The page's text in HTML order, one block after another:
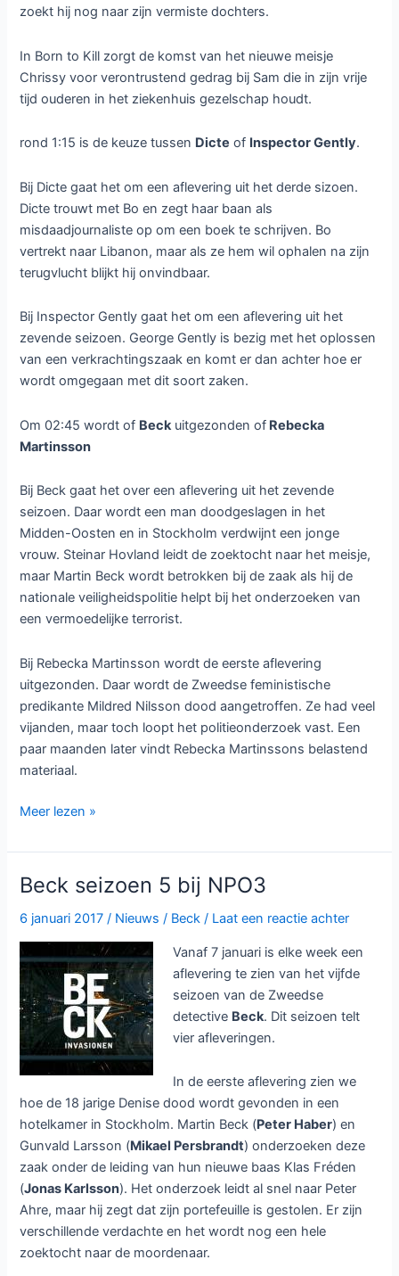
zoekt hij nog naar zijn vermiste dochters.
In Born to Kill zorgt de komst van het nieuwe meisje
Chrissy voor verontrustend gedrag bij Sam die in zijn vrije
tijd ouderen in het ziekenhuis gezelschap houdt.
rond 1:15 is de keuze tussen Dicte of Inspector Gently.
Bij Dicte gaat het om een aflevering uit het derde sizoen.
Dicte trouwt met Bo en zegt haar baan als
misdaadjournaliste op om een boek te schrijven. Bo
vertrekt naar Libanon, maar als ze hem wil ophalen na zijn
terugvlucht blijkt hij onvindbaar.
Bij Inspector Gently gaat het om een aflevering uit het
zevende seizoen. George Gently is bezig met het oplossen
van een verkrachtingszaak en komt er dan achter hoe er
wordt omgegaan met dit soort zaken.
Om 02:45 wordt of Beckuitgezonden of Rebecka
Martinsson
Bij Beck gaat het over een aflevering uit het zevende
seizoen. Daar wordt een man doodgeslagen in het
Midden-Oosten en in Stockholm verdwijnt een jonge
vrouw. Steinar Hovland leidt de zoektocht naar het meisje,
maar Martin Beck wordt betrokken bij de zaak als hij de
nationale veiligheidspolitie helpt bij het onderzoeken van
een vermoedelijke terrorist.
Bij Rebecka Martinsson wordt de eerste aflevering
uitgezonden. Daar wordt de Zweedse feministische
predikante Mildred Nilsson dood aangetroffen. Ze had veel
vijanden, maar toch loopt het politieonderzoek vast. Een
paar maanden later vindt Rebecka Martinssons belastend
materiaal.
Detectivenacht
zaterdag
2
juni
2018
Meer lezen »
Beck seizoen 5 bij NPO3
6 januari 2017/ Nieuws / Beck / Laat een reactie achter
Vanaf 7 januari is elke week een
aflevering te zien van het vijfde
seizoen van de Zweedse
detective Beck. Dit seizoen telt
vier afleveringen.
In de eerste aflevering zien we
hoe de 18 jarige Denise dood wordt gevonden in een
hotelkamer in Stockholm. Martin Beck (Peter Haber) en
Gunvald Larsson (Mikael Persbrandt) onderzoeken deze
zaak onder de leiding van hun nieuwe baas Klas Fréden
(Jonas Karlsson). Het onderzoek leidt al snel naar Peter
Ahre, maar hij zegt dat zijn portefeuille is gestolen. Er zijn
verschillende verdachte en het wordt nog een hele
zoektocht naar de moordenaar.